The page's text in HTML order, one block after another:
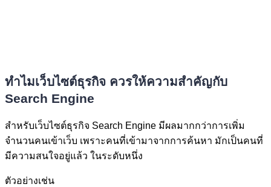
ทำไมเว็บไซต์ธุรกิจ ควรให้ความสำคัญกับ
Search Engine
สำหรับเว็บไซต์ธุรกิจ Search Engine มีผลมากกว่าการเพิ่ม
จำนวนคนเข้าเว็บ เพราะคนที่เข้ามาจากการค้นหา มักเป็นคนที่
มีความสนใจอยู่แล้ว ในระดับหนึ่ง
ตัวอย่างเช่น